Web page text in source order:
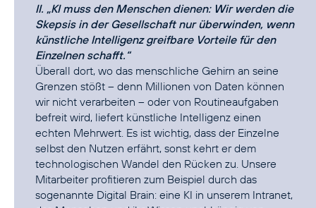
II. „KI muss den Menschen dienen: Wir werden die
Skepsis in der Gesellschaft nur überwinden, wenn
künstliche Intelligenz greifbare Vorteile für den
Einzelnen schafft.“
Überall dort, wo das menschliche Gehirn an seine
Grenzen stößt – denn Millionen von Daten können
wir nicht verarbeiten – oder von Routineaufgaben
befreit wird, liefert künstliche Intelligenz einen
echten Mehrwert. Es ist wichtig, dass der Einzelne
selbst den Nutzen erfährt, sonst kehrt er dem
technologischen Wandel den Rücken zu. Unsere
Mitarbeiter profitieren zum Beispiel durch das
sogenannte Digital Brain: eine KI in unserem Intranet,